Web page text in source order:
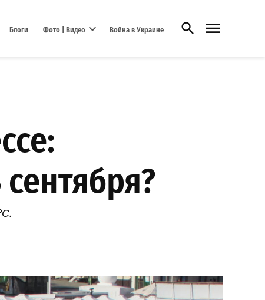
Блоги Фото | Видео Война в Украине Открыть поиск